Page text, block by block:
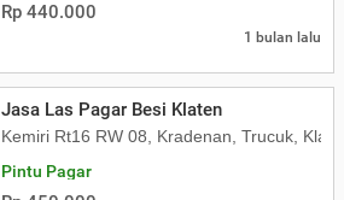
Rp 440.000
1 bulan lalu
Jasa Las Pagar Besi Klaten
Kemiri Rt16 RW 08, Kradenan, Trucuk,
Pintu Pagar